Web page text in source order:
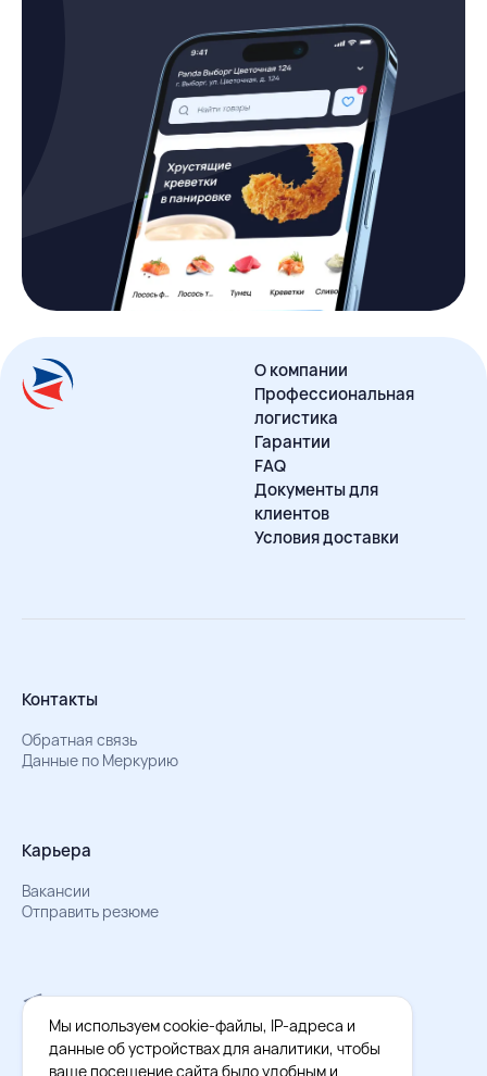
О компании
Профессиональная
логистика
Гарантии
FAQ
Документы для
клиентов
Условия доставки
Контакты
Обратная связь
Данные по Меркурию
Карьера
Вакансии
Отправить резюме
Мы в Телеграм
Документы об обработке персональных данных
Охрана труда – результаты СОУТ
Мы используем cookie-файлы, IP-адреса и
данные об устройствах для аналитики, чтобы
ваше посещение сайта было удобным и